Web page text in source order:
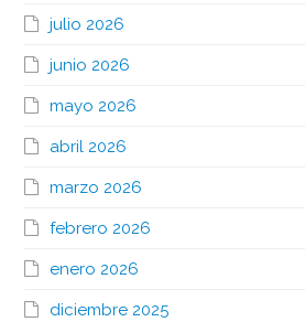
julio 2026
junio 2026
mayo 2026
abril 2026
marzo 2026
febrero 2026
enero 2026
diciembre 2025